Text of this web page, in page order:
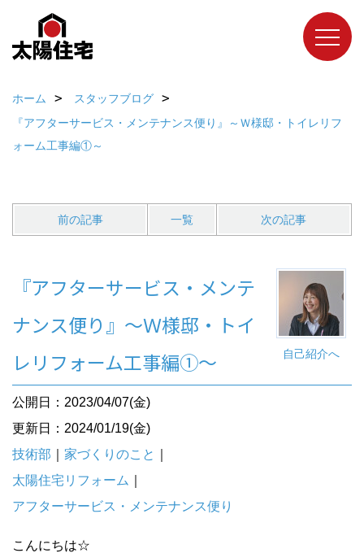
ホーム
スタッフブログ
『アフターサービス・メンテナンス便り』～Ｗ様邸・トイレリフ
ォーム工事編①～
前の記事 一覧 次の記事
自己紹介へ
『アフターサービス・メンテ
ナンス便り』～Ｗ様邸・トイ
レリフォーム工事編①～
公開日：2023/04/07(金)
更新日：2024/01/19(金)
技術部
家づくりのこと
太陽住宅リフォーム
アフターサービス・メンテナンス便り
こんにちは☆